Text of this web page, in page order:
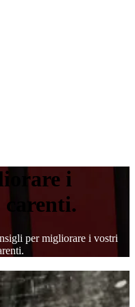
i
carenti.
per migliorare i vostri